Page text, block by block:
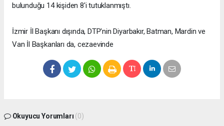
bulunduğu 14 kişiden 8'i tutuklanmıştı.
İzmir İl Başkanı dışında, DTP'nin Diyarbakır, Batman, Mardin ve
Van İl Başkanları da, cezaevinde
Okuyucu Yorumları (0)